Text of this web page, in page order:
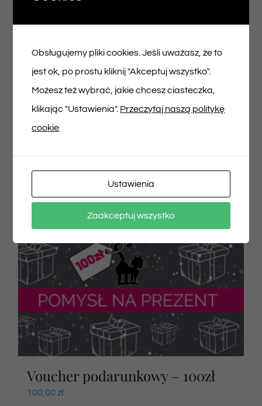
Voucher podarunkowy – 200zł
Dodaj do koszyka Szczegóły
Voucher podarunkowy – 100zł
100,00 zł
Obsługujemy pliki cookies. Jeśli uważasz, że to
jest ok, po prostu kliknij "Akceptuj wszystko".
Możesz też wybrać, jakie chcesz ciasteczka,
klikając "Ustawienia". Przeczytaj naszą politykę
cookie
Ustawienia
Zaakceptuj wszystko